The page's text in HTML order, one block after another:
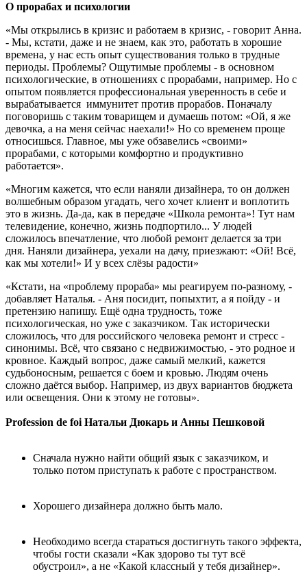
О прорабах и психологии
«Мы открылись в кризис и работаем в кризис, - говорит Анна.
- Мы, кстати, даже и не знаем, как это, работать в хорошие
времена, у нас есть опыт существования только в трудные
периоды. Проблемы? Ощутимые проблемы - в основном
психологические, в отношениях с прорабами, например. Но с
опытом появляется профессиональная уверенность в себе и
вырабатывается иммунитет против прорабов. Поначалу
поговоришь с таким товарищем и думаешь потом: «Ой, я же
девочка, а на меня сейчас наехали!» Но со временем проще
относишься. Главное, мы уже обзавелись «своими»
прорабами, с которыми комфортно и продуктивно
работается».
«Многим кажется, что если наняли дизайнера, то он должен
волшебным образом угадать, чего хочет клиент и воплотить
это в жизнь. Да-да, как в передаче «Школа ремонта»! Тут нам
телевидение, конечно, жизнь подпортило... У людей
сложилось впечатление, что любой ремонт делается за три
дня. Наняли дизайнера, уехали на дачу, приезжают: «Ой! Всё,
как мы хотели!» И у всех слёзы радости»
«Кстати, на «проблему прораба» мы реагируем по-разному, -
добавляет Наталья. - Аня посидит, попыхтит, а я пойду - и
претензию напишу. Ещё одна трудность, тоже
психологическая, но уже с заказчиком. Так исторически
сложилось, что для российского человека ремонт и стресс -
синонимы. Всё, что связано с недвижимостью, - это родное и
кровное. Каждый вопрос, даже самый мелкий, кажется
судьбоносным, решается с боем и кровью. Людям очень
сложно даётся выбор. Например, из двух вариантов бюджета
или освещения. Они к этому не готовы».
Profession de foi Натальи Дюкарь и Анны Пешковой
Сначала нужно найти общий язык с заказчиком, и
только потом приступать к работе с пространством.
Хорошего дизайнера должно быть мало.
Необходимо всегда стараться достигнуть такого эффекта,
чтобы гости сказали «Как здорово ты тут всё
обустроил», а не «Какой классный у тебя дизайнер».